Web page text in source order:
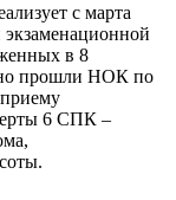
с марта
экзаменационной
в 8
прошли НОК по
6 СПК –